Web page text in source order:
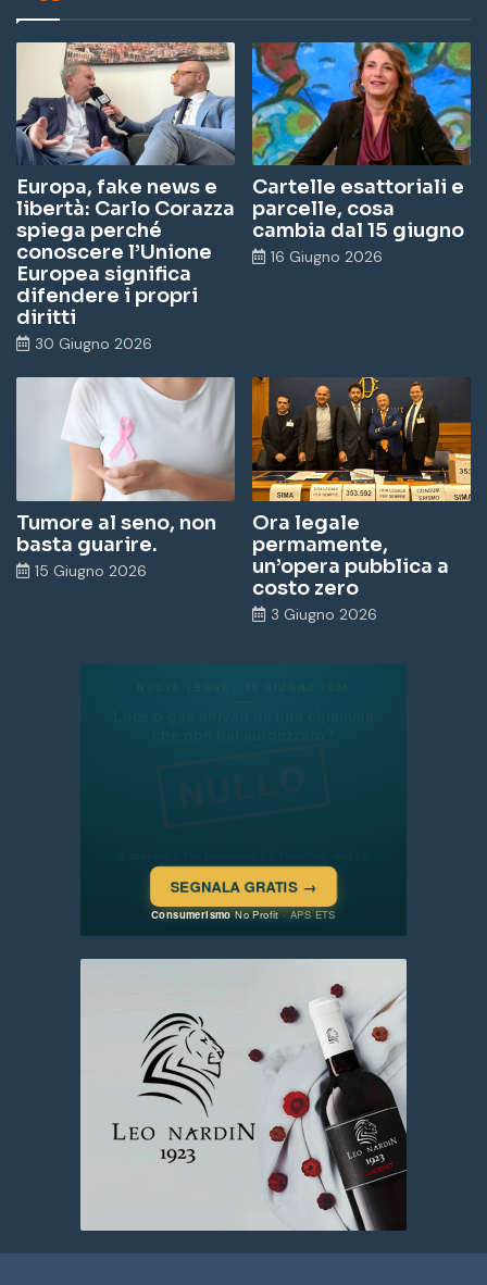
ok
In
ra
m
Europa, fake news e
libertà: Carlo Corazza
spiega perché
conoscere l’Unione
Europea significa
difendere i propri
diritti
30 Giugno 2026
Cartelle esattoriali e
parcelle, cosa
cambia dal 15 giugno
16 Giugno 2026
Tumore al seno, non
basta guarire.
15 Giugno 2026
Ora legale
permamente,
un’opera pubblica a
costo zero
3 Giugno 2026